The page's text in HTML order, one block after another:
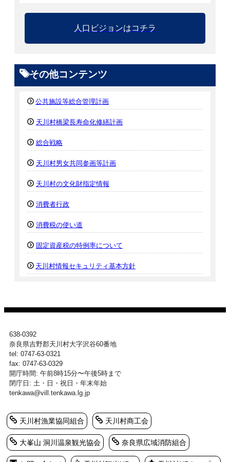
人口ビジョンはコチラ
その他コンテンツ
公共施設等総合管理計画
天川村橋梁長寿命化修繕計画
総合戦略
天川村男女共同参画等計画
天川村の文化財指定情報
消費者行政
消費税の使い道
固定資産税の特例率について
天川村情報セキュリティ基本方針
638-0392
奈良県吉野郡天川村大字沢谷60番地
tel: 0747-63-0321
fax: 0747-63-0329
開庁時間: 午前8時15分〜午後5時まで
閉庁日: 土・日・祝日・年末年始
tenkawa@vill.tenkawa.lg.jp
天川村漁業協同組合 天川村商工会
大峯山 洞川温泉観光協会 奈良県広域消防組合